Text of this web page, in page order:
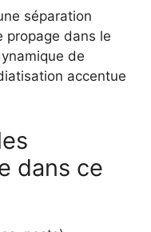
séparation
propage dans le
de
accentue
dans ce